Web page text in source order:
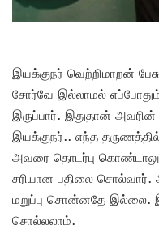
இயக்குநர் வெற்றிமாறன்
சோர்வே இல்லாமல்
இருப்பார். இதுதான்
இயக்குநர்.. எந்த
அவரை தொடர்பு
சரியான பதிலை சொல்வார்.
மறுப்பு சொன்னதே இல்லை.
சொல்லலாம்.